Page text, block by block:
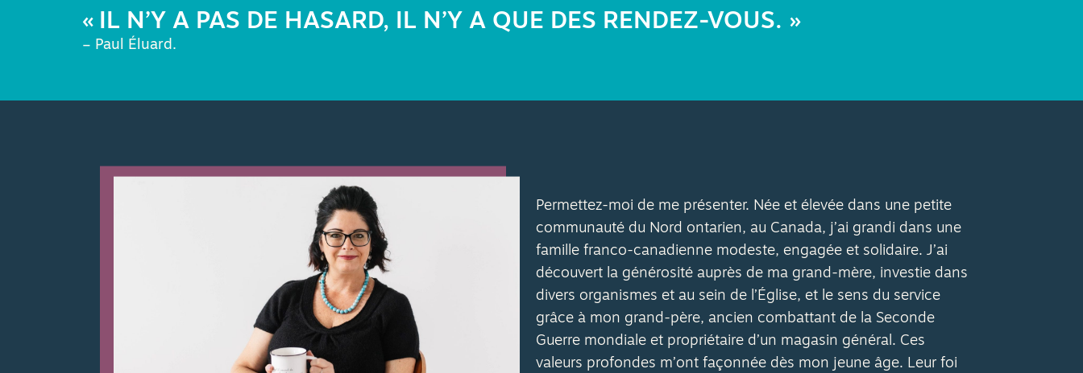
« IL N’Y A PAS DE HASARD, IL N’Y A QUE DES RENDEZ-VOUS. »
– Paul Éluard.
Permettez-moi de me présenter. Née et élevée dans une petite
communauté du Nord ontarien, au Canada, j’ai grandi dans une
famille franco-canadienne modeste, engagée et solidaire. J’ai
découvert la générosité auprès de ma grand-mère, investie dans
divers organismes et au sein de l’Église, et le sens du service
grâce à mon grand-père, ancien combattant de la Seconde
Guerre mondiale et propriétaire d’un magasin général. Ces
valeurs profondes m’ont façonnée dès mon jeune âge. Leur foi